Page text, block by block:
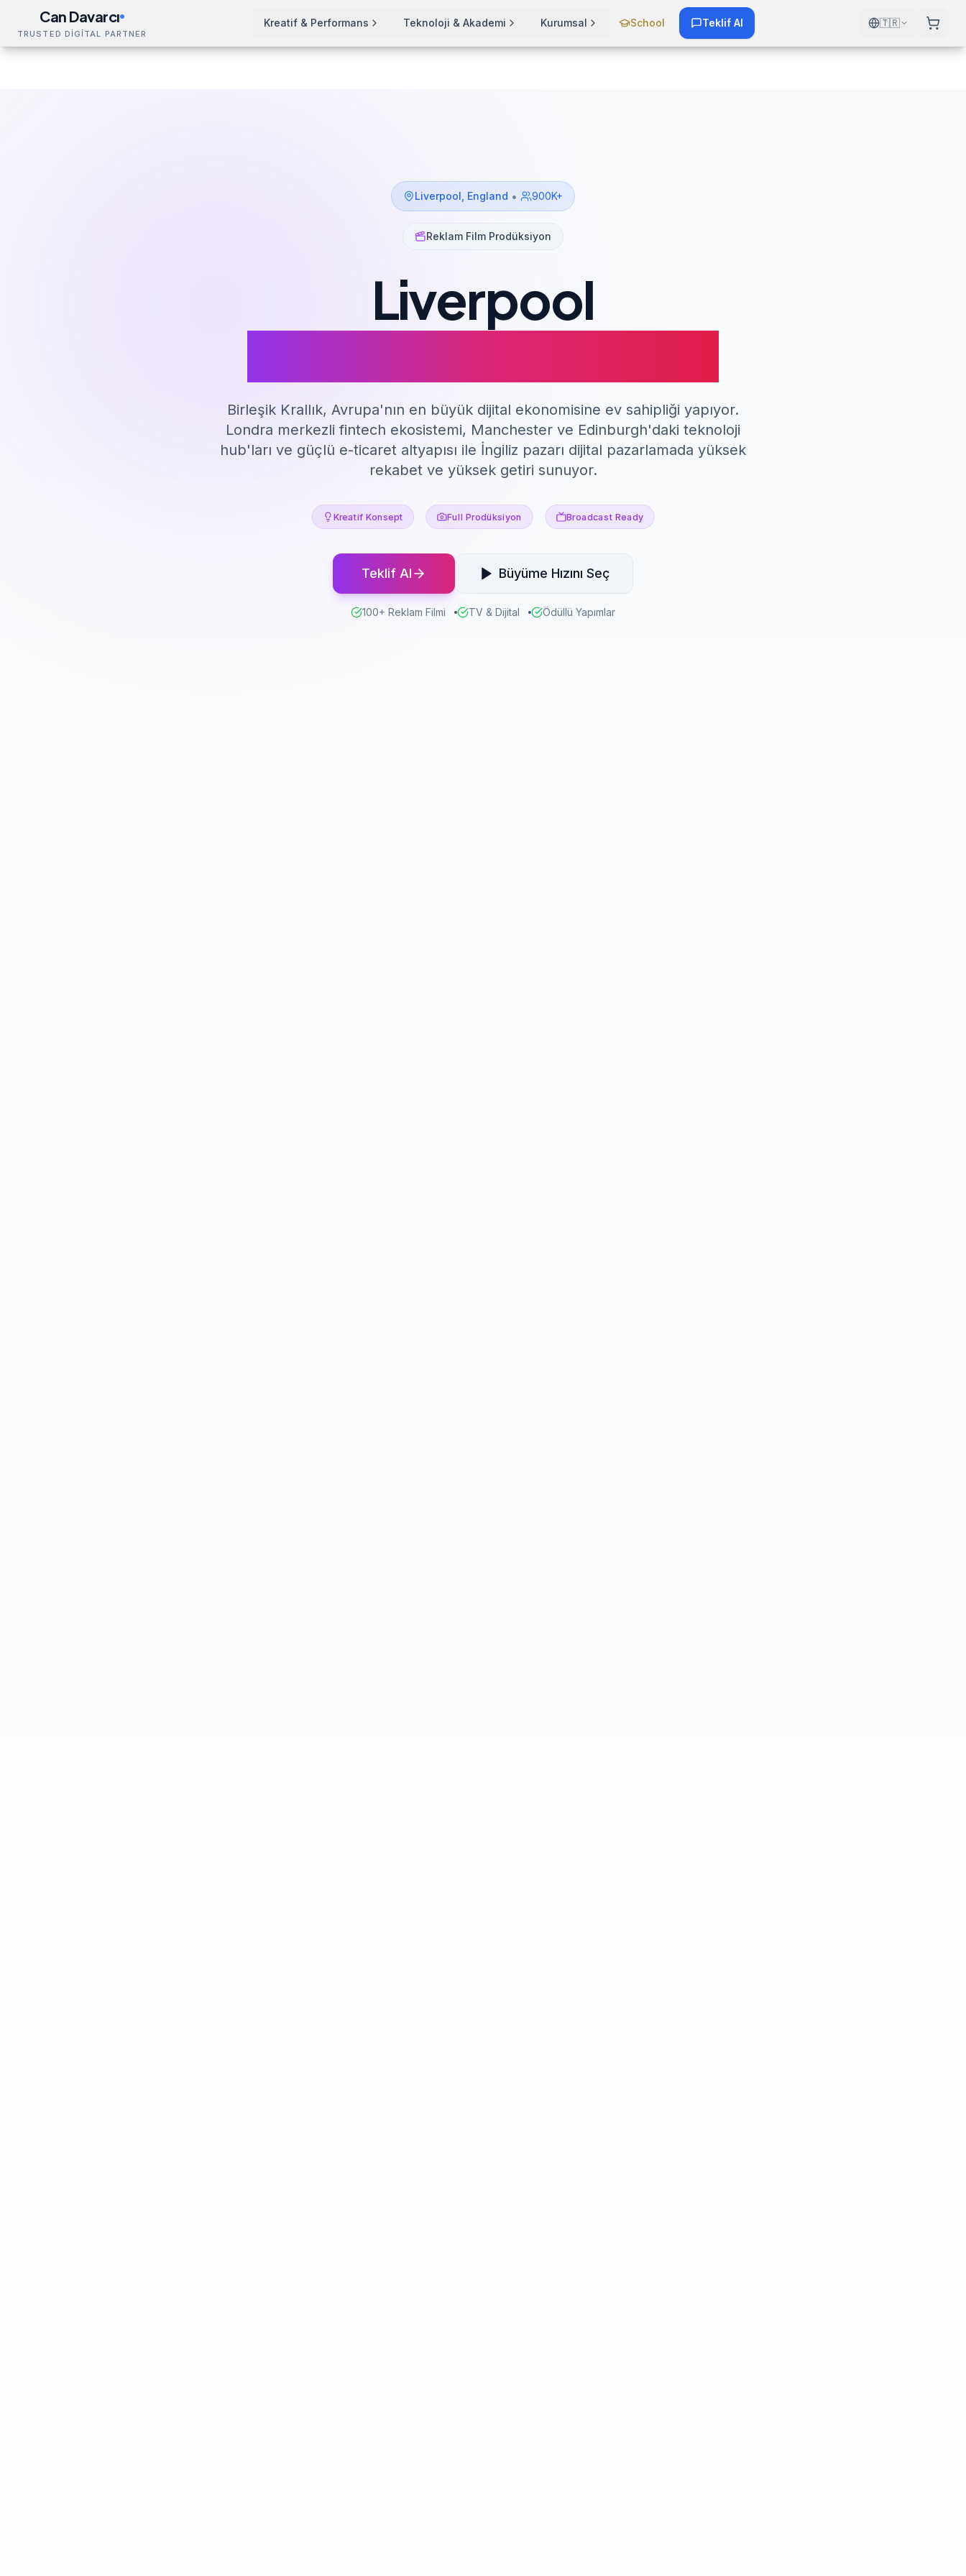
Can Davarcı
TRUSTED DİGİTAL PARTNER
Kreatif & Performans Teknoloji & Akademi Kurumsal School Teklif Al 🇹🇷
Liverpool England • 900K+
Reklam Film Prodüksiyon
Liverpool
Birleşik Krallık, Avrupa'nın en büyük dijital ekonomisine ev sahipliği yapıyor.
Londra merkezli fintech ekosistemi, Manchester ve Edinburgh'daki teknoloji
hub'ları ve güçlü e-ticaret altyapısı ile İngiliz pazarı dijital pazarlamada yüksek
rekabet ve yüksek getiri sunuyor.
Kreatif Konsept Full Prodüksiyon Broadcast Ready
Teklif Al Büyüme Hızını Seç
100+ Reklam Filmi TV & Dijital Ödüllü Yapımlar